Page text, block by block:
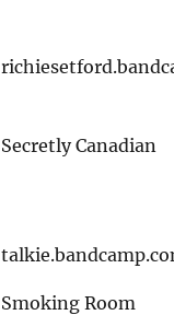
Secretly Canadian
Smoking Room